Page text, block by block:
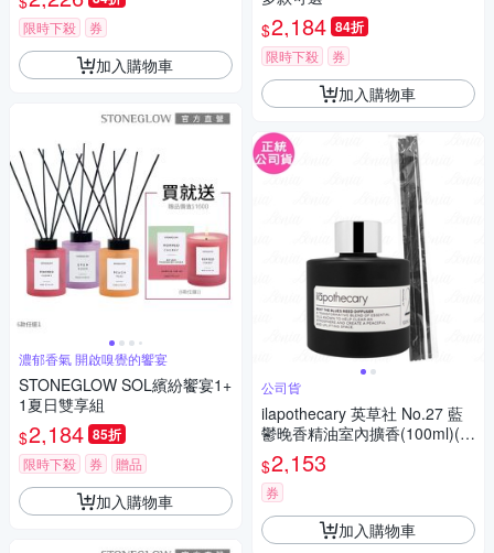
限時下殺 券
加入購物車
濃郁香氣 開啟嗅覺的饗宴
STONEGLOW SOL繽紛饗宴1+
1夏日雙享組
$2,184 85折
限時下殺 券 贈品
加入購物車
$2,184 84折
限時下殺 券
加入購物車
公司貨
ilapothecary 英草社 No.27 藍
鬱晚香精油室內擴香(100ml)(公
司貨)
$2,153
券
加入購物車